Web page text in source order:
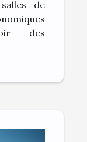
de
des